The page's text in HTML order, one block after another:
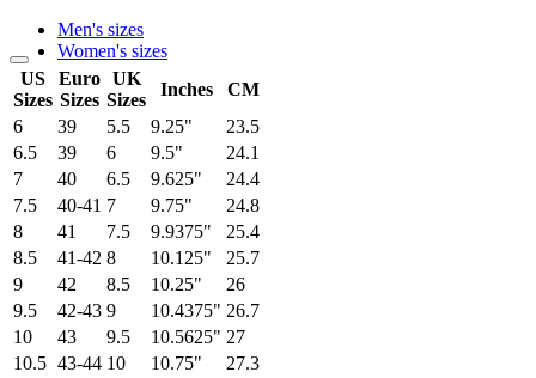
Men's sizes
Women's sizes
US
Sizes
Euro
Sizes
UK
Sizes
Inches
CM
6
39 5.5 9.25"
23.5
6.5
39 6 9.5"
24.1
7
40 6.5 9.625"
24.4
7.5
40-41 7 9.75"
24.8
8
41 7.5 9.9375"
25.4
8.5
41-42 8 10.125"
25.7
9
42 8.5 10.25"
26
9.5
42-43 9 10.4375" 26.7
10
43 9.5 10.5625" 27
10.5 43-44 10 10.75"
27.3